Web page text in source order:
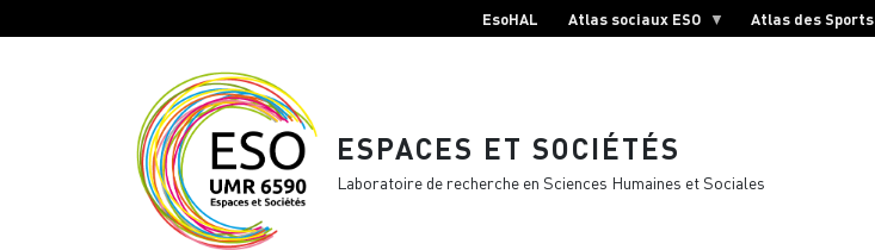
EsoHAL Atlas sociaux ESO Atlas des Sports
ESPACES ET SOCIÉTÉS
Laboratoire de recherche en Sciences Humaines et Sociales